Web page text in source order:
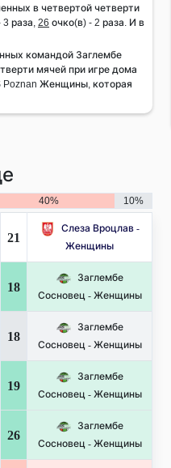
в четвертой четверти
3 раза,26 очко(в) - 2 раза. И в
командой Заглембе
мячей при игре дома
Poznan Женщины, которая
40% 10%
21
Слеза Вроцлав -
Женщины
18
Заглембе
Сосновец - Женщины
18
Заглембе
Сосновец - Женщины
19
Заглембе
Сосновец - Женщины
26
Заглембе
Сосновец - Женщины